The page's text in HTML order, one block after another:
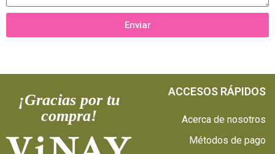
Enviar
¡Gracias por tu
compra!
ACCESOS RÁPIDOS
Acerca de nosotros
Métodos de pago